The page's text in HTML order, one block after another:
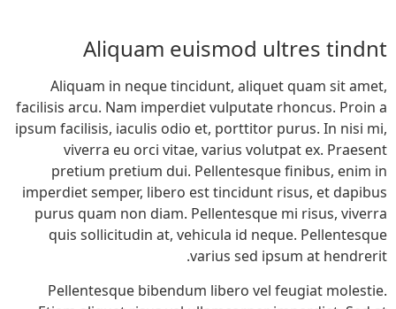
Aliquam euismod ultres tindnt
Aliquam in neque tincidunt, aliquet quam sit amet,
facilisis arcu. Nam imperdiet vulputate rhoncus. Proin a
ipsum facilisis, iaculis odio et, porttitor purus. In nisi mi,
viverra eu orci vitae, varius volutpat ex. Praesent
pretium pretium dui. Pellentesque finibus, enim in
imperdiet semper, libero est tincidunt risus, et dapibus
purus quam non diam. Pellentesque mi risus, viverra
quis sollicitudin at, vehicula id neque. Pellentesque
varius sed ipsum at hendrerit.
Pellentesque bibendum libero vel feugiat molestie.